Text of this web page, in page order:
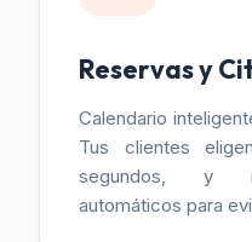
Reservas y
Calendario
Tus clientes
segundos, y
automáticos para